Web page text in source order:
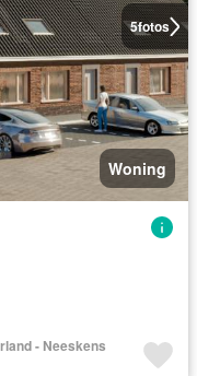
5fotos
Woning
- Neeskens